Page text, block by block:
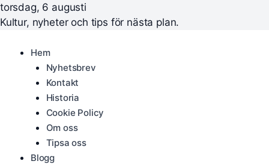
torsdag, 6 augusti
Kultur, nyheter och tips för nästa plan.
Hem
Nyhetsbrev
Kontakt
Historia
Cookie Policy
Om oss
Tipsa oss
Blogg